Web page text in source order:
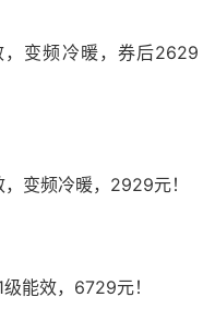
变频冷暖，券后2629
变频冷暖，2929元！
能效，6729元！